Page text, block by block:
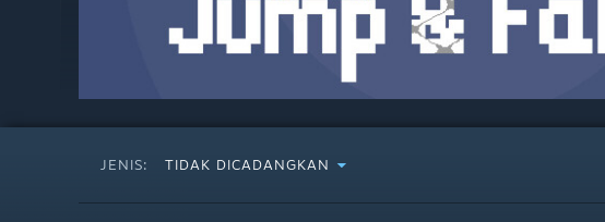
JENIS: TIDAK DICADANGKAN